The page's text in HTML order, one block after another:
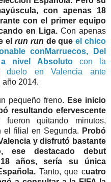
con apenas 18
con el primer equipo
en Liga. Con apenas
el run run de queel chico
conMarruecos, Del
nivel Absolutocon la
duelo en Valencia ante
año 2014.
pequeño freno. Ese inicio
resultando efervescente
quitando minutos,
el filial en Segunda. Probó
y disfrutó bastante
ese destacado debut
años, sería su única
Tanto, que cuatro